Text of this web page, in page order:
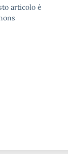
articolo è